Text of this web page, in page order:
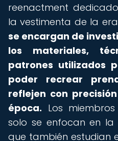
reenactment
la vestimenta de la
se encargan de
los materiales,
patrones utilizados
poder recrear
reflejen con
época. Los
solo se enfocan en la
que también estudian